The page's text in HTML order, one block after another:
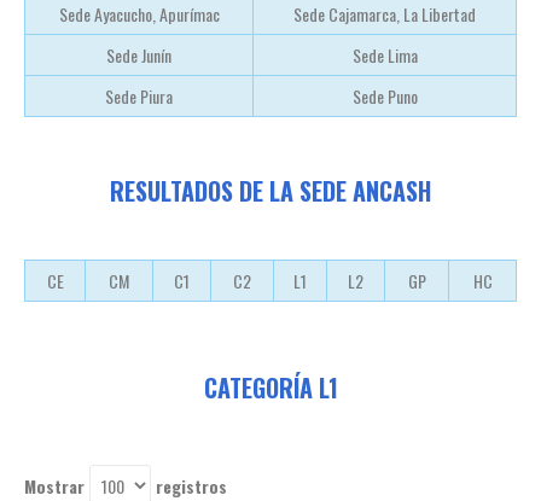
Sede Ayacucho, Apurímac
Sede Cajamarca, La Libertad
Sede Junín
Sede Lima
Sede Piura
Sede Puno
RESULTADOS DE LA SEDE ANCASH
CE CM C1 C2 L1 L2 GP HC
CATEGORÍA L1
Mostrar registros